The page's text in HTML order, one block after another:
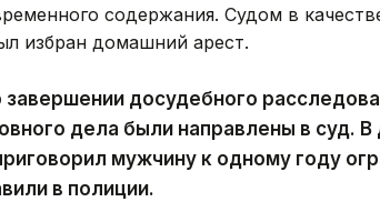
содержания. Судом в
избран домашний арест.
досудебного
дела были направлены в суд.
мужчину к одному году
в полиции.